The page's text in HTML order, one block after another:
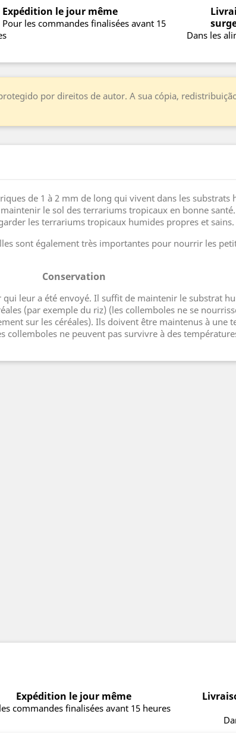
Expédition le jour même
Pour les commandes finalisées avant 15
Dans les
por direitos de autor. A sua cópia,
de 1 à 2 mm de long qui vivent dans les substrats
le sol des terrariums tropicaux en bonne
les terrariums tropicaux humides propres et sains.
sont également très importantes pour nourrir les
Conservation
leur a été envoyé. Il suffit de maintenir le substrat
(par exemple du riz) (les collemboles ne se
sur les céréales). Ils doivent être maintenus à une
ne peuvent pas survivre à des
Expédition le jour même
commandes finalisées avant 15 heures